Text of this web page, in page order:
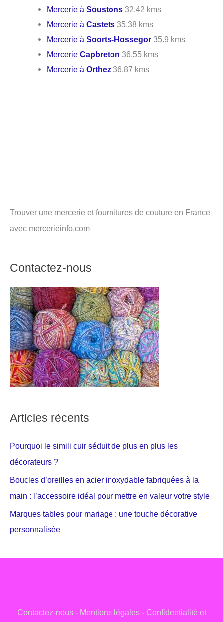
Mercerie àSoustons 32.42 kms
Mercerie àCastets 35.38 kms
Mercerie àSoorts-Hossegor 35.9 kms
MercerieCapbreton 36.55 kms
Mercerie àOrthez 36.87 kms
Trouver une mercerie et fournitures de couture en France
avec mercerieinfo.com
Contactez-nous
Articles récents
Pourquoi le simili cuir séduit de plus en plus les
décorateurs ?
Boucles d’oreilles en acier inoxydable fabriquées à la
main : l’accessoire idéal pour mettre en valeur votre style
Marques tables pour mariage : une touche décorative
personnalisée
Contactez-nous- Mentions légales- Confidentialité et